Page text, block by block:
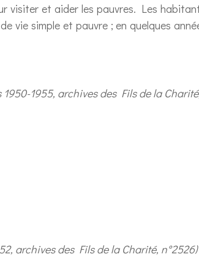
visiter et aider les pauvres. Les
vie simple et pauvre ; en quelques
1955, archives des Fils de la
archives des Fils de la Charité, n°2526)